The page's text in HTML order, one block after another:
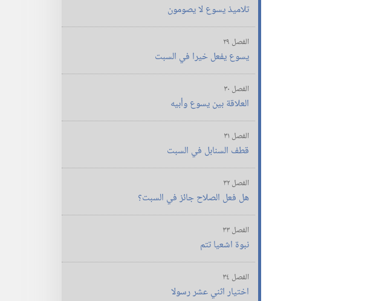
تلاميذ يسوع لا يصومون
الفصل ٢٩
يسوع يفعل خيرا في السبت
الفصل ٣٠
العلاقة بين يسوع وأبيه
الفصل ٣١
قطف السنابل في السبت
الفصل ٣٢
هل فعل الصلاح جائز في السبت؟‏
الفصل ٣٣
نبوة اشعيا تتم
الفصل ٣٤
اختيار اثني عشر رسولا